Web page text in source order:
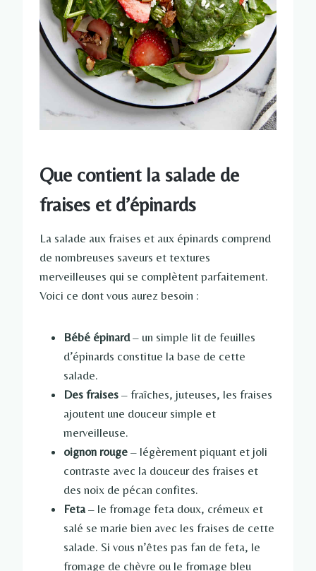
Que contient la salade de
fraises et d’épinards
La salade aux fraises et aux épinards comprend
de nombreuses saveurs et textures
merveilleuses qui se complètent parfaitement.
Voici ce dont vous aurez besoin :
Bébé épinard– un simple lit de feuilles
d’épinards constitue la base de cette
salade.
Des fraises – fraîches, juteuses, les fraises
ajoutent une douceur simple et
merveilleuse.
oignon rouge – légèrement piquant et joli
contraste avec la douceur des fraises et
des noix de pécan confites.
Feta – le fromage feta doux, crémeux et
salé se marie bien avec les fraises de cette
salade. Si vous n’êtes pas fan de feta, le
fromage de chèvre ou le fromage bleu